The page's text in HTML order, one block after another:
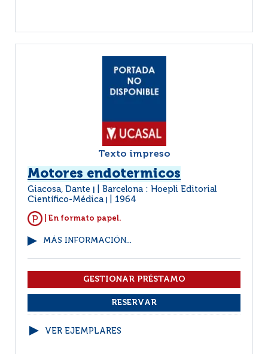
Texto impreso
Motores endotermicos
Giacosa, Dante
Barcelona : Hoepli Editorial
Científico-Médica
1964
| En formato papel.
MÁS INFORMACIÓN...
VER EJEMPLARES